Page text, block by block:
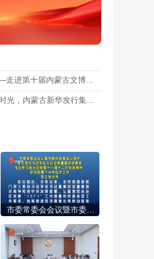
文博速递 | “新质”何以“生根”——走进第十届内蒙古文博会新质文化主题展
展商风采 | 阅见内蒙古 阅享好时光，内蒙古新华发行集团将亮相第十届内蒙古文博会